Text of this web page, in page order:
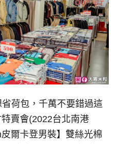
荷包，千萬不要錯過這
賣會(2022台北南港
爾卡登男裝】雙絲光棉